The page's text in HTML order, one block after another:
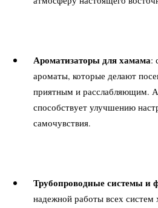
Ароматизаторы для хамама:
ароматы, которые делают
приятным и расслабляющим.
способствует улучшению
самочувствия.
Трубопроводные системы и
надежной работы всех систем